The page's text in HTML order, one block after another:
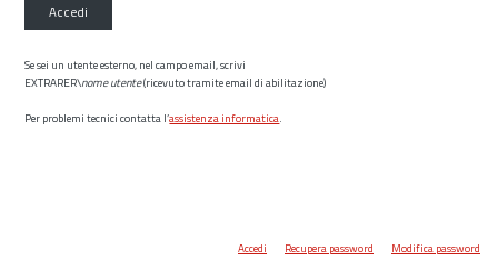
Accedi
Se sei un utente esterno, nel campo email, scrivi
EXTRARER\nome utente(ricevuto tramite email di abilitazione)
Per problemi tecnici contatta l’assistenza informatica.
Accedi Recupera password Modifica password